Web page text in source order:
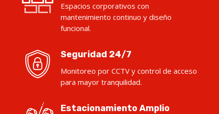
Espacios corporativos con
mantenimiento continuo y diseño
funcional.
Seguridad 24/7
Monitoreo por CCTV y control de acceso
para mayor tranquilidad.
Estacionamiento Amplio